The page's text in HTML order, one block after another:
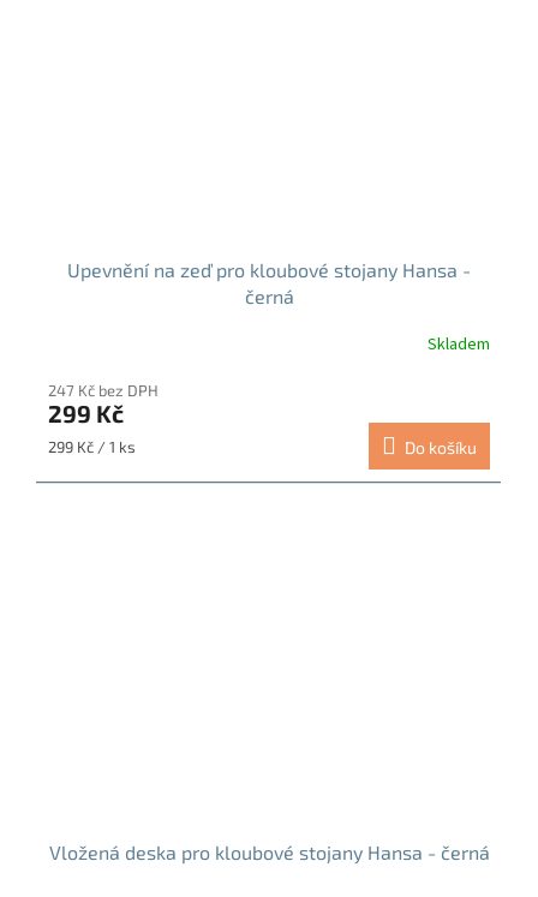
Upevnění na zeď pro kloubové stojany Hansa -
černá
Skladem
247 Kč bez DPH
299 Kč
Měrná
299 Kč / 1 ks Do košíku
Vložená deska pro kloubové stojany Hansa - černá